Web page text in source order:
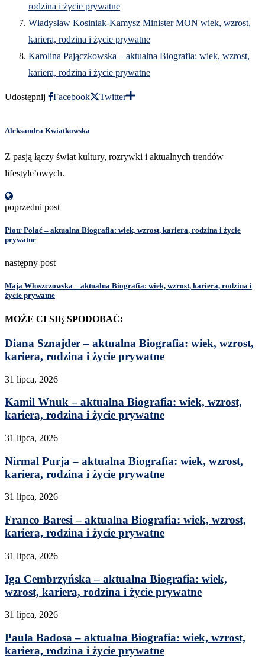
rodzina i życie prywatne
Władysław Kosiniak-Kamysz Minister MON wiek, wzrost,
kariera, rodzina i życie prywatne
Karolina Pajączkowska – aktualna Biografia: wiek, wzrost,
kariera, rodzina i życie prywatne
Udostępnij Facebook Twitter
Aleksandra Kwiatkowska
Z pasją łączy świat kultury, rozrywki i aktualnych trendów
lifestyle’owych.
poprzedni post
Piotr Połać – aktualna Biografia: wiek, wzrost, kariera, rodzina i życie
prywatne
następny post
Maja Włoszczowska – aktualna Biografia: wiek, wzrost, kariera, rodzina i
życie prywatne
MOŻE CI SIĘ SPODOBAĆ:
Diana Sznajder – aktualna Biografia: wiek, wzrost,
kariera, rodzina i życie prywatne
31 lipca, 2026
Kamil Wnuk – aktualna Biografia: wiek, wzrost,
kariera, rodzina i życie prywatne
31 lipca, 2026
Nirmal Purja – aktualna Biografia: wiek, wzrost,
kariera, rodzina i życie prywatne
31 lipca, 2026
Franco Baresi – aktualna Biografia: wiek, wzrost,
kariera, rodzina i życie prywatne
31 lipca, 2026
Iga Cembrzyńska – aktualna Biografia: wiek,
wzrost, kariera, rodzina i życie prywatne
31 lipca, 2026
Paula Badosa – aktualna Biografia: wiek, wzrost,
kariera, rodzina i życie prywatne